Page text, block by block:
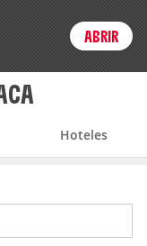
Precios enPeso
ARSCambiar moneda
Login
Hoteles
ABRIR